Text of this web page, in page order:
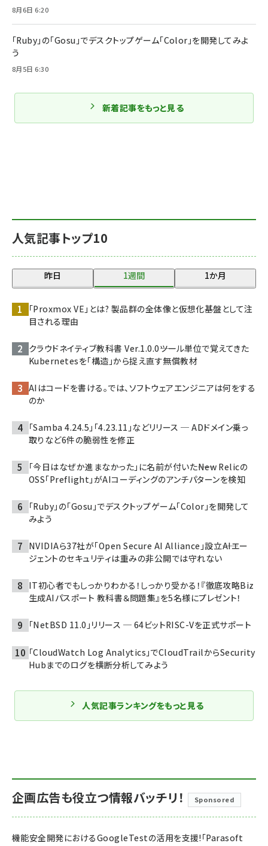
人気記事トップ10
昨日 1週間 1か月
「Proxmox VE」とは? 製品群の全体像と仮想化基盤として注
目される理由
クラウドネイティブ教科書 Ver.1.0.0――ツール単位で覚えてきた
Kubernetesを「構造」から捉え直す無償教材
AIはコードを書ける。では、ソフトウェアエンジニアは何をする
のか
「Samba 4.24.5」「4.23.11」などリリース ─ ADドメイン乗っ
取りなど6件の脆弱性を修正
「今日はなぜか進まなかった」に名前が付いた――New Relicの
OSS「Preflight」がAIコーディングのアンチパターンを検知
「Ruby」の「Gosu」でデスクトップゲーム「Color」を開発して
みよう
NVIDIAら37社が「Open Secure AI Alliance」設立――AIエー
ジェントのセキュリティは重みの非公開では守れない
IT初心者でもしっかりわかる！しっかり受かる！『徹底攻略Biz
生成AIパスポート 教科書＆問題集』を5名様にプレゼント！
「NetBSD 11.0」リリース ─ 64ビットRISC-Vを正式サポート
「CloudWatch Log Analytics」でCloudTrailからSecurity
Hubまでのログを横断分析してみよう
人気記事ランキングをもっと見る
8月6日 6:20
「Ruby」の「Gosu」でデスクトップゲーム「Color」を開発してみよ
う
8月5日 6:30
新着記事をもっと見る
企画広告も役立つ情報バッチリ！ Sponsored
機能安全開発におけるGoogleTestの活用を支援!「Parasoft